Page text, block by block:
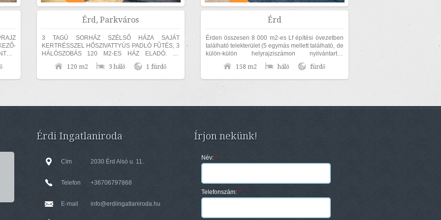
Érd, Parkváros
3 TAGÚ SORHÁZ SZÉLSŐ HÁZA SAJÁT
KERTRÉSSZEL HŐSZIVATTYÚS PADLÓ FŰTÉS, 3
HÁLÓSZOBÁS 120 M2-ES HÁZ ELADÓ. Az
ingatlan 30-as hőszigetelő téglából épült, amelyre
15 cm...
120 m2 3 háló 1 fürdő
Érd
Érden összesen 8 000 m2-es Lf építési övezetben
található telekterület (5 egymás mellett található, de
külön-külön helyrajziszámon nyilvántartott
területből áll), 158 m2-es...
158 m2 háló fürdő
Érdi Ingatlaniroda
Cím 2030 Érd Alsó u. 11.
Telefon +36706797868
E-mail info@erdiingatlaniroda.hu
Írjon nekünk!
Név: *
Telefonszám: *